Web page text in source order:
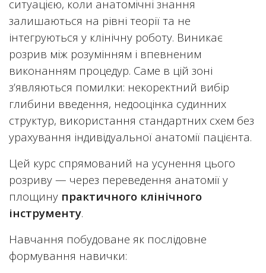
ситуацією, коли анатомічні знання
залишаються на рівні теорії та не
інтегруються у клінічну роботу. Виникає
розрив між розумінням і впевненим
виконанням процедур. Саме в цій зоні
з’являються помилки: некоректний вибір
глибини введення, недооцінка судинних
структур, використання стандартних схем без
урахування індивідуальної анатомії пацієнта.
Цей курс спрямований на усунення цього
розриву — через переведення анатомії у
площину практичного клінічного
інструменту.
Навчання побудоване як послідовне
формування навички: